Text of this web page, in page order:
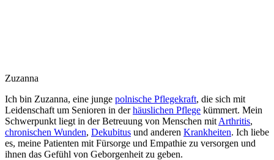
Zuzanna
Ich bin Zuzanna, eine junge polnische Pflegekraft, die sich mit
Leidenschaft um Senioren in derhäuslichen Pflege kümmert. Mein
Schwerpunkt liegt in der Betreuung von Menschen mit Arthritis,
chronischen Wunden, Dekubitus und anderen Krankheiten. Ich liebe
es, meine Patienten mit Fürsorge und Empathie zu versorgen und
ihnen das Gefühl von Geborgenheit zu geben.